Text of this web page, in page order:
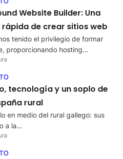
Website Builder: Una
de crear sitios web
tenido el privilegio de formar
proporcionando hosting…
tecnología y un soplo de
rural
en medio del rural gallego: sus
a la…